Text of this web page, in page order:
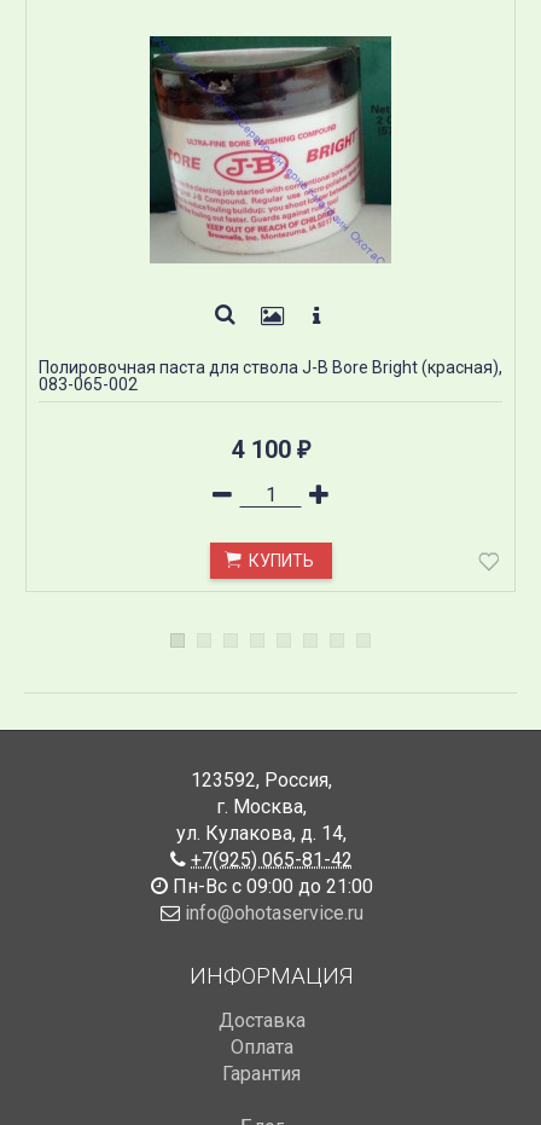
Полировочная паста для ствола J-B Bore Bright (красная),
083-065-002
4 100 ₽
КУПИТЬ
123592, Россия,
г. Москва,
ул. Кулакова, д. 14,
+7(925) 065-81-42
Пн-Вс с 09:00 до 21:00
info@ohotaservice.ru
ИНФОРМАЦИЯ
Доставка
Оплата
Гарантия